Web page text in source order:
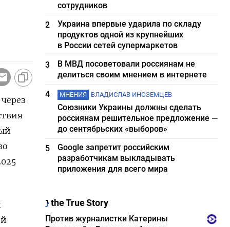
сотрудников
2
Украина впервые ударила по складу
продуктов одной из крупнейших
в России сетей супермаркетов
3
В МВД посоветовали россиянам не
делиться своим мнением в интернете
4
МНЕНИЯ ВЛАДИСЛАВ ИНОЗЕМЦЕВ
Союзники Украины должны сделать
россиянам решительное предложение —
до сентябрьских «выборов»
5
Google запретит российским
разработчикам выкладывать
приложения для всего мира